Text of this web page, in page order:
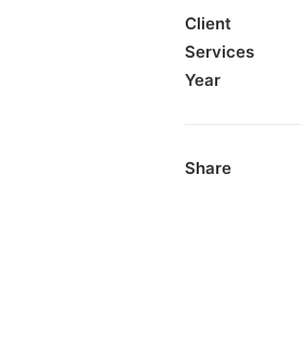
Client
Services
Year
Share